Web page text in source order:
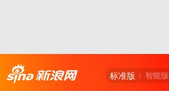
标准版 智能版